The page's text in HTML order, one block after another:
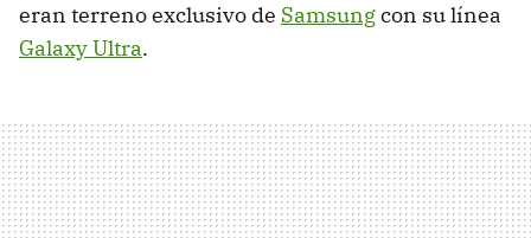
eran terreno exclusivo de Samsungcon su línea
Galaxy Ultra.